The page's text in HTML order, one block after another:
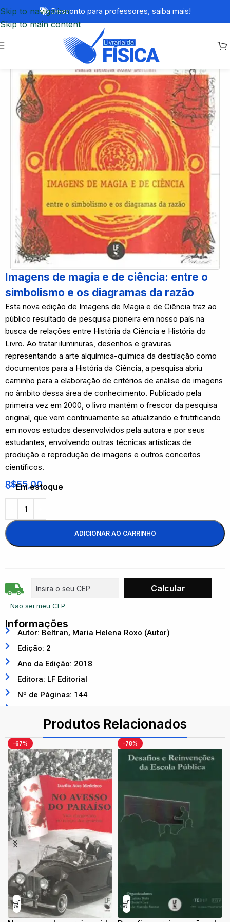
Skip to navigation
Skip to main content
Desconto para professores, saiba mais!
Imagens de magia e de ciência: entre o
simbolismo e os diagramas da razão
Esta nova edição de Imagens de Magia e de Ciência traz ao
público resultado de pesquisa pioneira em nosso país na
busca de relações entre História da Ciência e História do
Livro. Ao tratar iluminuras, desenhos e gravuras
representando a arte alquímica-química da destilação como
documentos para a História da Ciência, a pesquisa abriu
caminho para a elaboração de critérios de análise de imagens
no âmbito dessa área de conhecimento. Publicado pela
primeira vez em 2000, o livro mantém o frescor da pesquisa
original, que vem continuamente se atualizando e frutificando
em novos estudos desenvolvidos pela autora e por seus
estudantes, envolvendo outras técnicas artísticas de
produção e reprodução de imagens e outros conceitos
científicos.
R$55,00
Em estoque
ADICIONAR AO CARRINHO
Não sei meu CEP
Informações
Autor: Beltran, Maria Helena Roxo (Autor)
Edição: 2
Ano da Edição: 2018
Editora: LF Editorial
Nº de Páginas: 144
Produtos Relacionados
-67% -78%